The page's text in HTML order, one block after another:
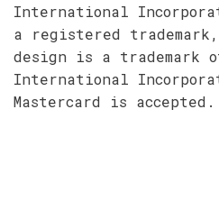
International
a registered
design is a trademark
International
Mastercard is accepted.